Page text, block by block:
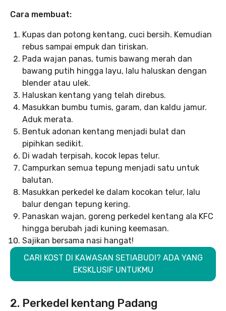
Cara membuat:
Kupas dan potong kentang, cuci bersih. Kemudian
rebus sampai empuk dan tiriskan.
Pada wajan panas, tumis bawang merah dan
bawang putih hingga layu, lalu haluskan dengan
blender atau ulek.
Haluskan kentang yang telah direbus.
Masukkan bumbu tumis, garam, dan kaldu jamur.
Aduk merata.
Bentuk adonan kentang menjadi bulat dan
pipihkan sedikit.
Di wadah terpisah, kocok lepas telur.
Campurkan semua tepung menjadi satu untuk
balutan.
Masukkan perkedel ke dalam kocokan telur, lalu
balur dengan tepung kering.
Panaskan wajan, goreng perkedel kentang ala KFC
hingga berubah jadi kuning keemasan.
Sajikan bersama nasi hangat!
CARI KOST DI KAWASAN SETIABUDI? ADA YANG
EKSKLUSIF UNTUKMU
2. Perkedel kentang Padang